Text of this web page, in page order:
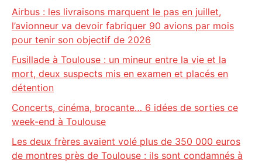
Airbus : les livraisons marquent le pas en juillet,
l’avionneur va devoir fabriquer 90 avions par mois
pour tenir son objectif de 2026
Fusillade à Toulouse : un mineur entre la vie et la
mort, deux suspects mis en examen et placés en
détention
Concerts, cinéma, brocante… 6 idées de sorties ce
week-end à Toulouse
Les deux frères avaient volé plus de 350 000 euros
de montres près de Toulouse : ils sont condamnés à